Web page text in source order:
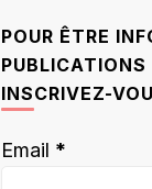
POUR ÊTRE
PUBLICATIONS
INSCRIVEZ-
Email *